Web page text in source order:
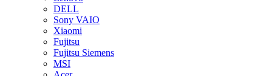
DELL
Sony VAIO
Xiaomi
Fujitsu
Fujitsu Siemens
MSI